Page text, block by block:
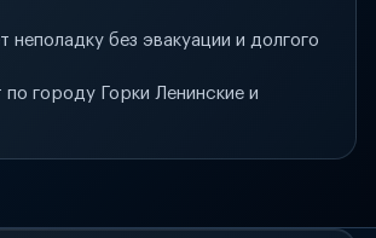
неполадку без эвакуации и долгого
по городу Горки Ленинские и